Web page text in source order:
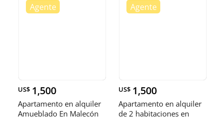
US$ 1,500
Apartamento en alquiler
Amueblado En Malecón
US$ 1,500
Apartamento en alquiler
de 2 habitaciones en